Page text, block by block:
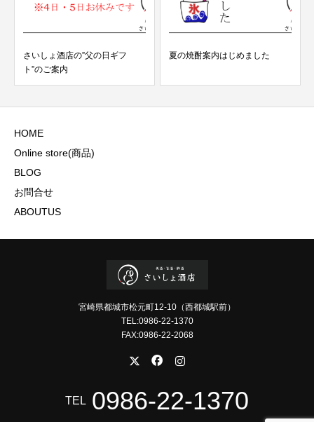
の日ギフ 夏の焼酎案内はじめました
お盆に帰れない今飲
HOME
Online store(商品)
BLOG
お問合せ
ABOUTUS
宮崎県都城市松元町12-10（西都城駅前）
TEL:0986-22-1370
FAX:0986-22-2068
TEL 0986-22-1370